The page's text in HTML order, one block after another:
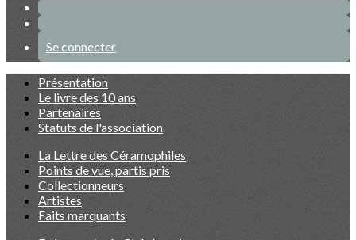
Se connecter
Présentation
Le livre des 10 ans
Partenaires
Statuts de l'association
La Lettre des Céramophiles
Points de vue, partis pris
Collectionneurs
Artistes
Faits marquants